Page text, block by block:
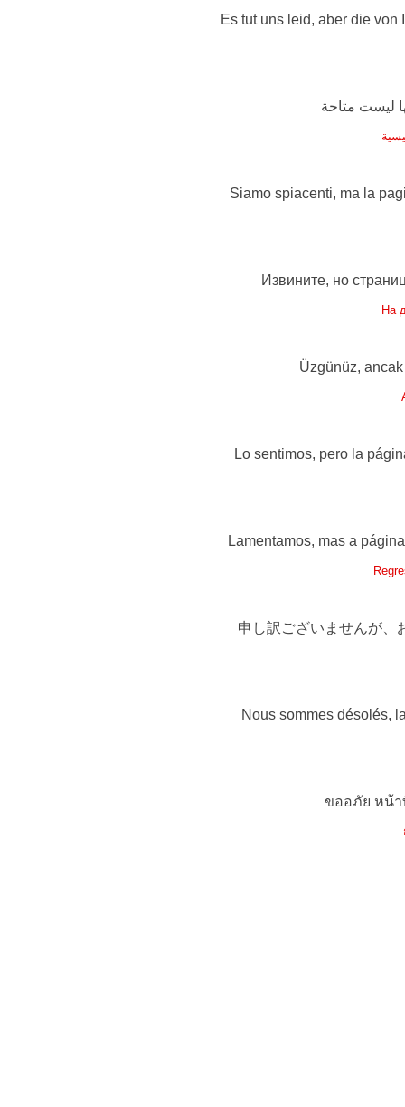
Es tut uns leid, aber die von
Siamo spiacenti, ma la
Извините, но
На
Üzgünüz, ancak
Lo sentimos, pero la
Lamentamos, mas a
申し訳ございませんが、
Nous sommes désolés,
ขออภัย หน้